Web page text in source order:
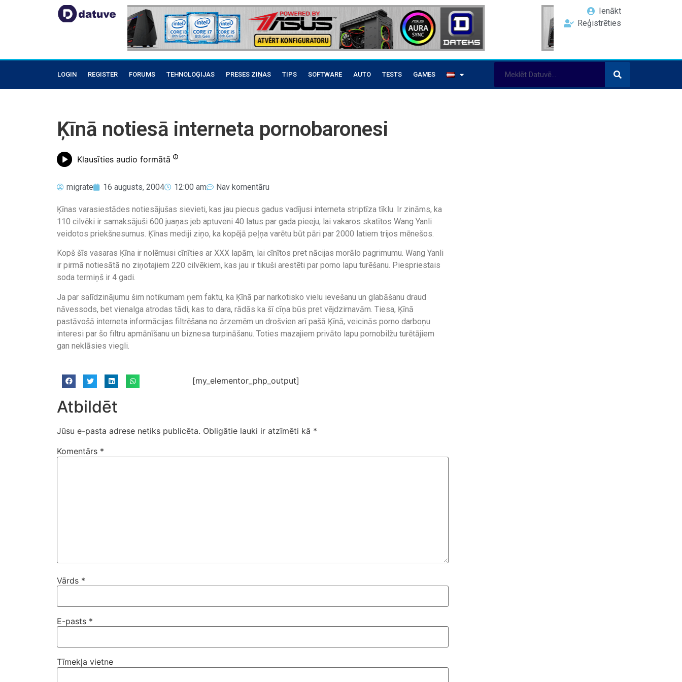
Ienākt
Reģistrēties
LOGIN REGISTER FORUMS TEHNOLOĢIJAS PRESES ZIŅAS TIPS SOFTWARE AUTO TESTS GAMES
Ķīnā notiesā interneta pornobaronesi
Klausīties audio formātā
migrate 16 augusts, 2004 12:00 am Nav komentāru
Ķīnas varasiestādes notiesājušas sievieti, kas jau piecus gadus vadījusi interneta striptīza tīklu. Ir zināms, ka
110 cilvēki ir samaksājuši 600 juaņas jeb aptuveni 40 latus par gada pieeju, lai vakaros skatītos Wang Yanli
veidotos priekšnesumus. Ķīnas mediji ziņo, ka kopējā peļņa varētu būt pāri par 2000 latiem trijos mēnešos.
Kopš šīs vasaras Ķīna ir nolēmusi cīnīties ar XXX lapām, lai cīnītos pret nācijas morālo pagrimumu. Wang Yanli
ir pirmā notiesātā no ziņotajiem 220 cilvēkiem, kas jau ir tikuši arestēti par porno lapu turēšanu. Piespriestais
soda termiņš ir 4 gadi.
Ja par salīdzinājumu šim notikumam ņem faktu, ka Ķīnā par narkotisko vielu ievešanu un glabāšanu draud
nāvessods, bet vienalga atrodas tādi, kas to dara, rādās ka šī cīņa būs pret vējdzirnavām. Tiesa, Ķīnā
pastāvošā interneta informācijas filtrēšana no ārzemēm un drošvien arī pašā Ķīnā, veicinās porno darboņu
interesi par šo filtru apmānīšanu un biznesa turpināšanu. Toties mazajiem privāto lapu pornobilžu turētājiem
gan neklāsies viegli.
[my_elementor_php_output]
Atbildēt
Jūsu e-pasta adrese netiks publicēta. Obligātie lauki ir atzīmēti kā *
Komentārs *
Vārds *
E-pasts *
Tīmekļa vietne